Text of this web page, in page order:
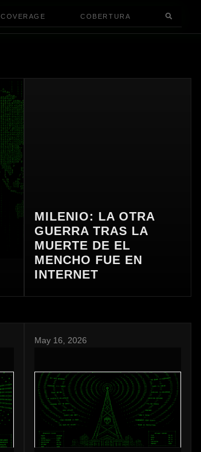
COVERAGE COBERTURA
MILENIO: LA OTRA
GUERRA TRAS LA
MUERTE DE EL
MENCHO FUE EN
INTERNET
May 16, 2026